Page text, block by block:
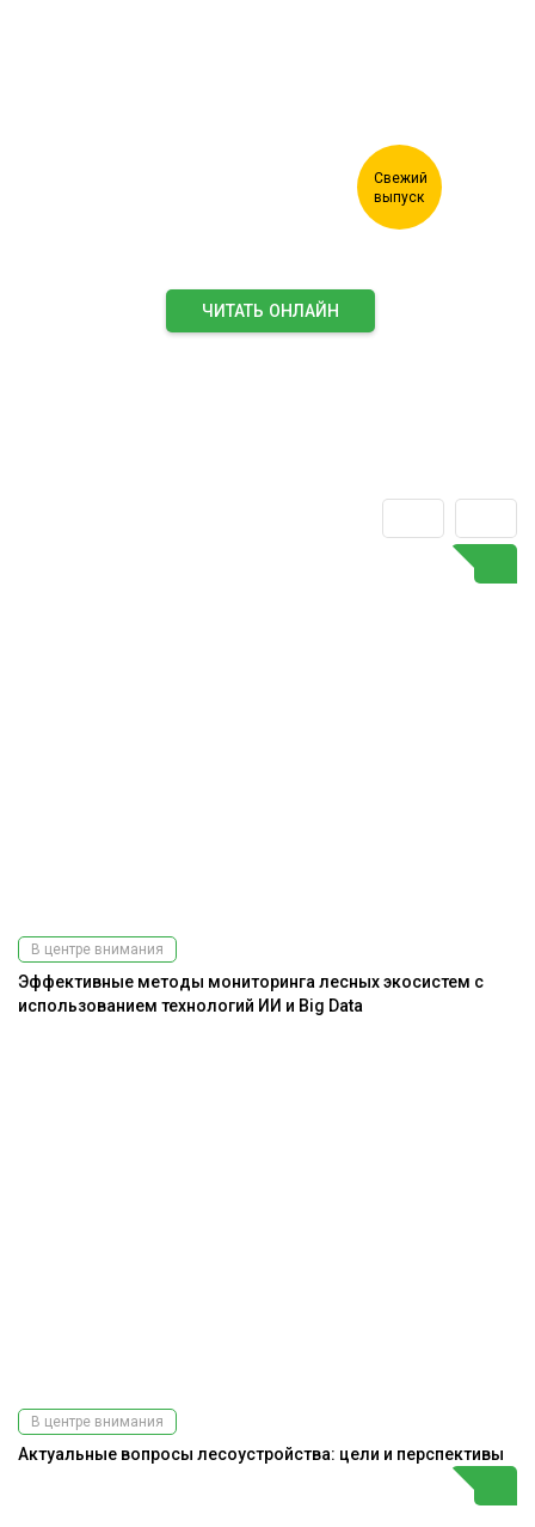
ЧИТАТЬ ОНЛАЙН
В центре внимания
Эффективные методы мониторинга лесных экосистем с
использованием технологий ИИ и Big Data
В центре внимания
Актуальные вопросы лесоустройства: цели и перспективы